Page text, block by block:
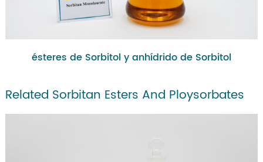
ésteres de Sorbitol y anhídrido de Sorbitol
Related Sorbitan Esters And Ploysorbates